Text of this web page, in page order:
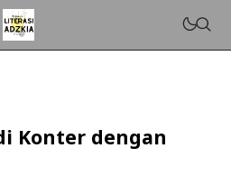
Konter dengan